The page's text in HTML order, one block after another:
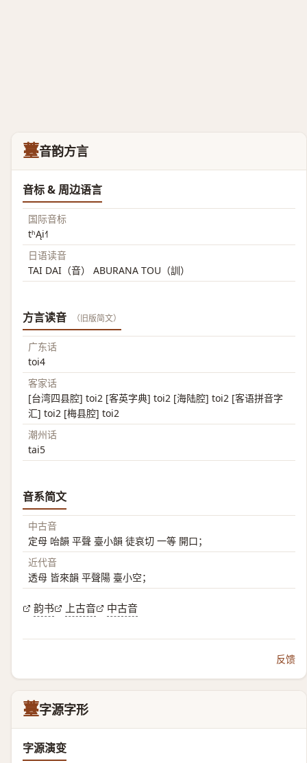
薹音韵方言
音标 & 周边语言
国际音标
tʰĄi˧˥
日语读音
TAI DAI（音） ABURANA TOU（訓）
方言读音 （旧版简文）
广东话
toi4
客家话
[台湾四县腔] toi2 [客英字典] toi2 [海陆腔] toi2 [客语拼音字
汇] toi2 [梅县腔] toi2
潮州话
tai5
音系简文
中古音
定母 咍韻 平聲 臺小韻 徒哀切 一等 開口；
近代音
透母 皆來韻 平聲陽 臺小空；
韵书 上古音 中古音
反馈
薹字源字形
字源演变